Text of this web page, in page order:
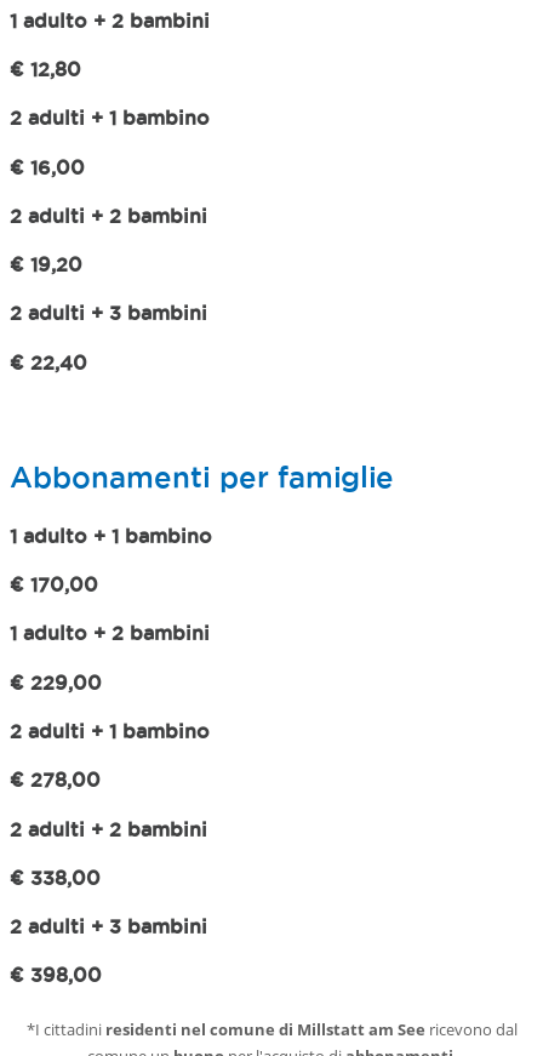
1 adulto + 2 bambini
€ 12,80
2 adulti + 1 bambino
€ 16,00
2 adulti + 2 bambini
€ 19,20
2 adulti + 3 bambini
€ 22,40
Abbonamenti per famiglie
1 adulto + 1 bambino
€ 170,00
1 adulto + 2 bambini
€ 229,00
2 adulti + 1 bambino
€ 278,00
2 adulti + 2 bambini
€ 338,00
2 adulti + 3 bambini
€ 398,00
*I cittadini residenti nel comune di Millstatt am See ricevono dal